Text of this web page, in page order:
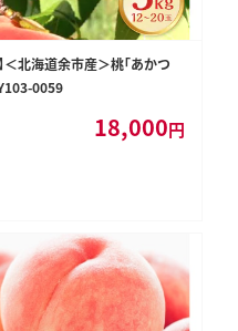
＜北海道余市産＞桃「あかつ
0059
18,000円